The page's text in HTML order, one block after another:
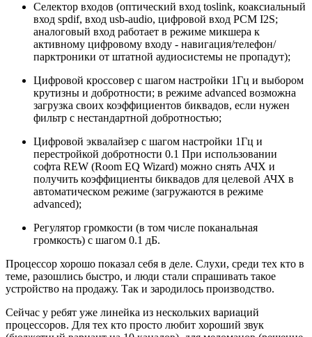
Селектор входов (оптический вход toslink, коаксиальный
вход spdif, вход usb-audio, цифровой вход PCM I2S;
аналоговый вход работает в режиме микшера к
активному цифровому входу - навигация/телефон/
парктроники от штатной аудиосистемы не пропадут);
Цифровой кроссовер с шагом настройки 1Гц и выбором
крутизны и добротности; в режиме advanced возможна
загрузка своих коэффициентов биквадов, если нужен
фильтр с нестандартной добротностью;
Цифровой эквалайзер с шагом настройки 1Гц и
перестройкой добротности 0.1 При использовании
софта REW (Room EQ Wizard) можно снять АЧХ и
получить коэффициенты биквадов для целевой АЧХ в
автоматическом режиме (загружаются в режиме
advanced);
Регулятор громкости (в том числе поканальная
громкость) с шагом 0.1 дБ.
Процессор хорошо показал себя в деле. Слухи, среди тех кто в
теме, разошлись быстро, и люди стали спрашивать такое
устройство на продажу. Так и зародилось производство.
Сейчас у ребят уже линейка из нескольких вариаций
процессоров. Для тех кто просто любит хороший звук